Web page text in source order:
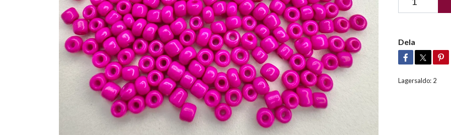
Dela
Lagersaldo: 2